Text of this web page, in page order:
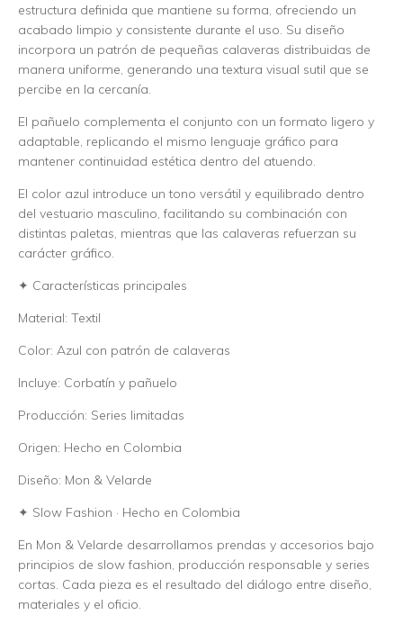
estructura definida que mantiene su forma, ofreciendo un
acabado limpio y consistente durante el uso. Su diseño
incorpora un patrón de pequeñas calaveras distribuidas de
manera uniforme, generando una textura visual sutil que se
percibe en la cercanía.
El pañuelo complementa el conjunto con un formato ligero y
adaptable, replicando el mismo lenguaje gráfico para
mantener continuidad estética dentro del atuendo.
El color azul introduce un tono versátil y equilibrado dentro
del vestuario masculino, facilitando su combinación con
distintas paletas, mientras que las calaveras refuerzan su
carácter gráfico.
✦ Características principales
Material: Textil
Color: Azul con patrón de calaveras
Incluye: Corbatín y pañuelo
Producción: Series limitadas
Origen: Hecho en Colombia
Diseño: Mon & Velarde
✦ Slow Fashion · Hecho en Colombia
En Mon & Velarde desarrollamos prendas y accesorios bajo
principios de slow fashion, producción responsable y series
cortas. Cada pieza es el resultado del diálogo entre diseño,
materiales y el oficio.